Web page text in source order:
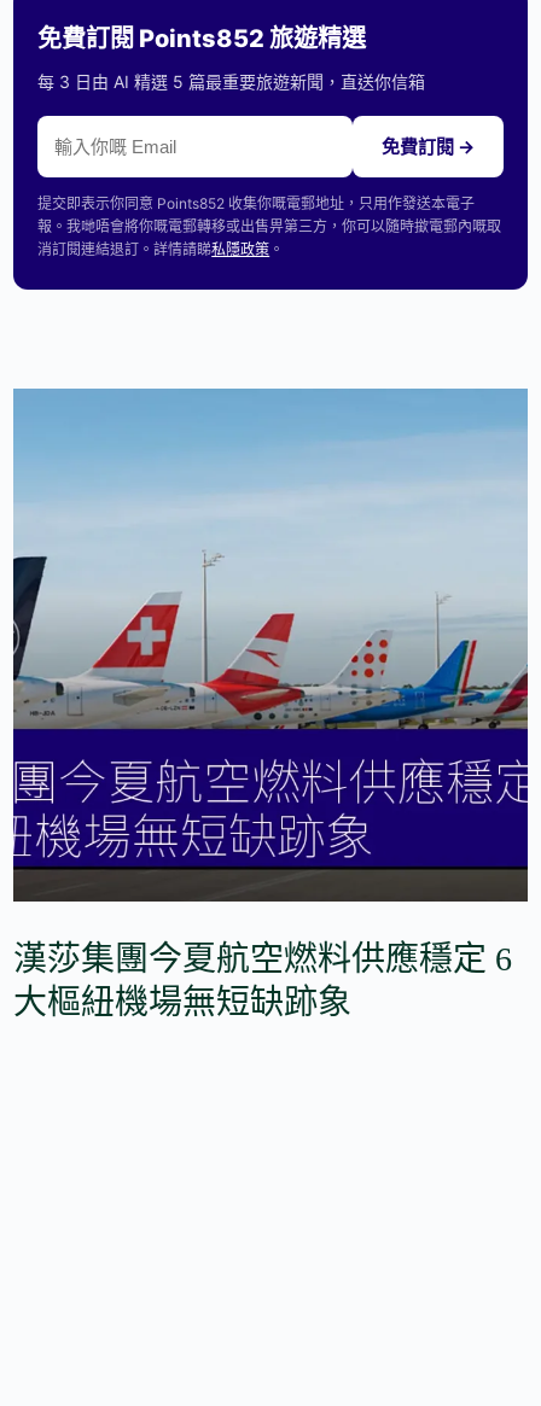
免費訂閱 Points852 旅遊精選
每 3 日由 AI 精選 5 篇最重要旅遊新聞，直送你信箱
免費訂閱 →
提交即表示你同意 Points852 收集你嘅電郵地址，只用作發送本電子
報。我哋唔會將你嘅電郵轉移或出售畀第三方，你可以隨時撳電郵內嘅取
消訂閱連結退訂。詳情請睇私隱政策 。
漢莎集團今夏航空燃料供應穩定 6
大樞紐機場無短缺跡象